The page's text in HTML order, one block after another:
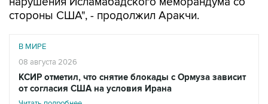
В МИРЕ
КСИР отметил, что снятие блокады с Ормуза зависит
от согласия США на условия Ирана
Читать подробнее